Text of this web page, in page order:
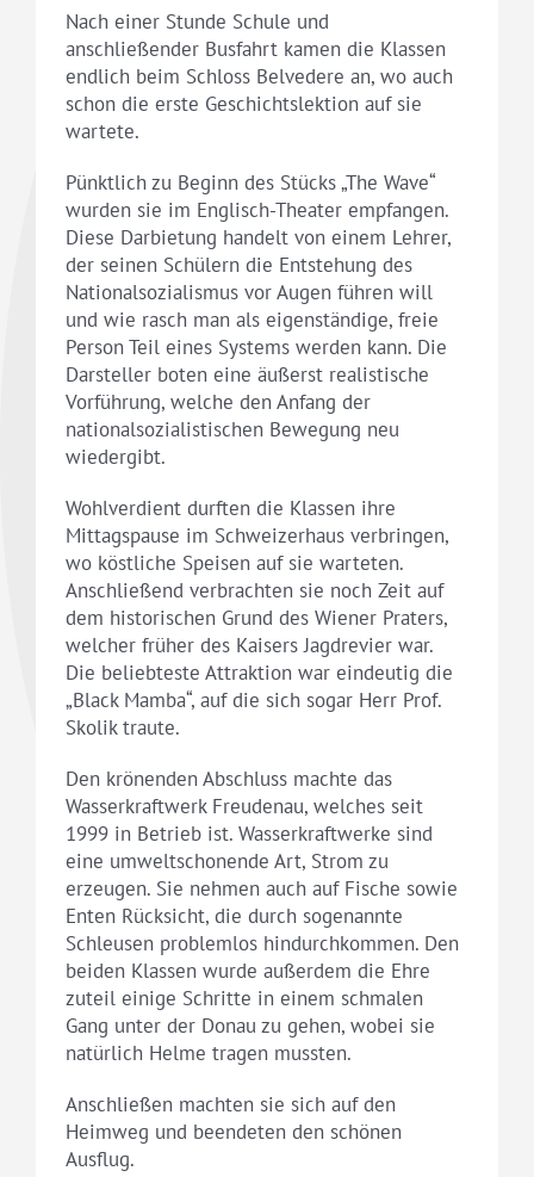
Nach einer Stunde Schule und
anschließender Busfahrt kamen die Klassen
endlich beim Schloss Belvedere an, wo auch
schon die erste Geschichtslektion auf sie
wartete.
Pünktlich zu Beginn des Stücks „The Wave“
wurden sie im Englisch-Theater empfangen.
Diese Darbietung handelt von einem Lehrer,
der seinen Schülern die Entstehung des
Nationalsozialismus vor Augen führen will
und wie rasch man als eigenständige, freie
Person Teil eines Systems werden kann. Die
Darsteller boten eine äußerst realistische
Vorführung, welche den Anfang der
nationalsozialistischen Bewegung neu
wiedergibt.
Wohlverdient durften die Klassen ihre
Mittagspause im Schweizerhaus verbringen,
wo köstliche Speisen auf sie warteten.
Anschließend verbrachten sie noch Zeit auf
dem historischen Grund des Wiener Praters,
welcher früher des Kaisers Jagdrevier war.
Die beliebteste Attraktion war eindeutig die
„Black Mamba“, auf die sich sogar Herr Prof.
Skolik traute.
Den krönenden Abschluss machte das
Wasserkraftwerk Freudenau, welches seit
1999 in Betrieb ist. Wasserkraftwerke sind
eine umweltschonende Art, Strom zu
erzeugen. Sie nehmen auch auf Fische sowie
Enten Rücksicht, die durch sogenannte
Schleusen problemlos hindurchkommen. Den
beiden Klassen wurde außerdem die Ehre
zuteil einige Schritte in einem schmalen
Gang unter der Donau zu gehen, wobei sie
natürlich Helme tragen mussten.
Anschließen machten sie sich auf den
Heimweg und beendeten den schönen
Ausflug.